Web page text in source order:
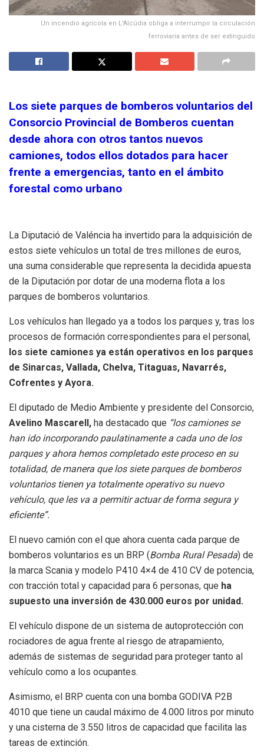
Un incendio agrícola en L'Alcúdia obliga a interrumpir la circulación
ferroviaria antes de ser extinguido
Los siete parques de bomberos voluntarios del
Consorcio Provincial de Bomberos cuentan
desde ahora con otros tantos nuevos
camiones, todos ellos dotados para hacer
frente a emergencias, tanto en el ámbito
forestal como urbano
La Diputació de Valéncia ha invertido para la adquisición de
estos siete vehículos un total de tres millones de euros,
una suma considerable que representa la decidida apuesta
de la Diputación por dotar de una moderna flota a los
parques de bomberos voluntarios.
Los vehículos han llegado ya a todos los parques y, tras los
procesos de formación correspondientes para el personal,
los siete camiones ya están operativos en los parques
de Sinarcas, Vallada, Chelva, Titaguas, Navarrés,
Cofrentes y Ayora.
El diputado de Medio Ambiente y presidente del Consorcio,
Avelino Mascarell, ha destacado que “los camiones se
han ido incorporando paulatinamente a cada uno de los
parques y ahora hemos completado este proceso en su
totalidad, de manera que los siete parques de bomberos
voluntarios tienen ya totalmente operativo su nuevo
vehículo, que les va a permitir actuar de forma segura y
eficiente”.
El nuevo camión con el que ahora cuenta cada parque de
bomberos voluntarios es un BRP (Bomba Rural Pesada) de
la marca Scania y modelo P410 4×4 de 410 CV de potencia,
con tracción total y capacidad para 6 personas, que ha
supuesto una inversión de 430.000 euros por unidad.
El vehículo dispone de un sistema de autoprotección con
rociadores de agua frente al riesgo de atrapamiento,
además de sistemas de seguridad para proteger tanto al
vehículo como a los ocupantes.
Asimismo, el BRP cuenta con una bomba GODIVA P2B
4010 que tiene un caudal máximo de 4.000 litros por minuto
y una cisterna de 3.550 litros de capacidad que facilita las
tareas de extinción.